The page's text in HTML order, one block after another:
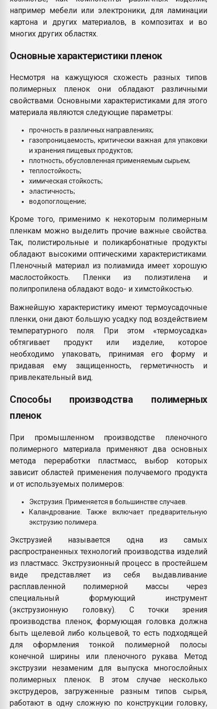
например мебели или электроники, для ламинации
картона и других материалов, в композитах и во
многих других областях.
Основные характеристики пленок
Несмотря на кажущуюся схожесть разных типов
полимерных пленок они обладают различными
свойствами. Основными характеристиками для этого
материала являются следующие параметры:
прочность в различных направлениях;
газопроницаемость, критически важная для упаковки
и хранения пищевых продуктов;
плотность, обусловленная применяемым сырьем;
теплостойкость;
химическая стойкость;
эластичность;
водопоглощение;
Кроме того, применимо к некоторым полимерным
пленкам можно выделить прочие важные свойства.
Так, полистирольные и поликарбонатные продукты
обладают высокими оптическими характеристиками.
Пленочный материал из полиамида имеет хорошую
маслостойкость. Пленки из полиэтилена и
полипропилена обладают водо- и химстойкостью.
Важнейшую характеристику имеют термоусадочные
пленки, они дают большую усадку под воздействием
температурного поля. При этом «термоусадка»
обтягивает продукт или изделие, которое
необходимо упаковать, принимая его форму и
придавая ему защищенность, герметичность и
привлекательный вид.
Способы производства полимерных
пленок
При промышленном производстве пленочного
полимерного материала применяют два основных
метода переработки пластмасс, выбор которых
зависит областей применения получаемого продукта
и от используемых полимеров:
Экструзия. Применяется в большинстве случаев.
Каландрование. Также включает предварительную
экструзию полимера.
Экструзией называется одна из самых
распространенных технологий производства изделий
из пластмасс. Экструзионный процесс в простейшем
виде представляет из себя выдавливание
расплавленной полимерной массы через
специальный формующий инструмент
(экструзионную головку). С точки зрения
производства пленок, формующая головка должна
быть щелевой либо кольцевой, то есть подходящей
для оформления тонкой полимерной полосы
конечной ширины или пленочного рукава. Метод
экструзии незаменим для выпуска многослойных
полимерных пленок. В этом случае несколько
экструдеров, загруженные разным типов сырья,
работают в одну сложную по конструкции головку,